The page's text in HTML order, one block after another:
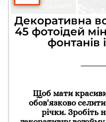
Декоративна
45 фотоідей
фонтанів
Щоб мати
обов'язково
річки. Зробіть